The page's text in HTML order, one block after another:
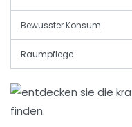
Bewusster Konsum
Raumpflege